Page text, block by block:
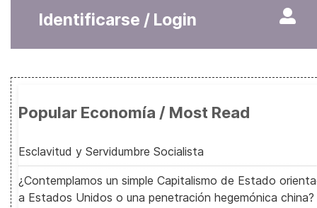
Identificarse / Login
Popular Economía / Most Read
Esclavitud y Servidumbre Socialista
¿Contemplamos un simple Capitalismo de Estado
a Estados Unidos o una penetración hegemónica china?